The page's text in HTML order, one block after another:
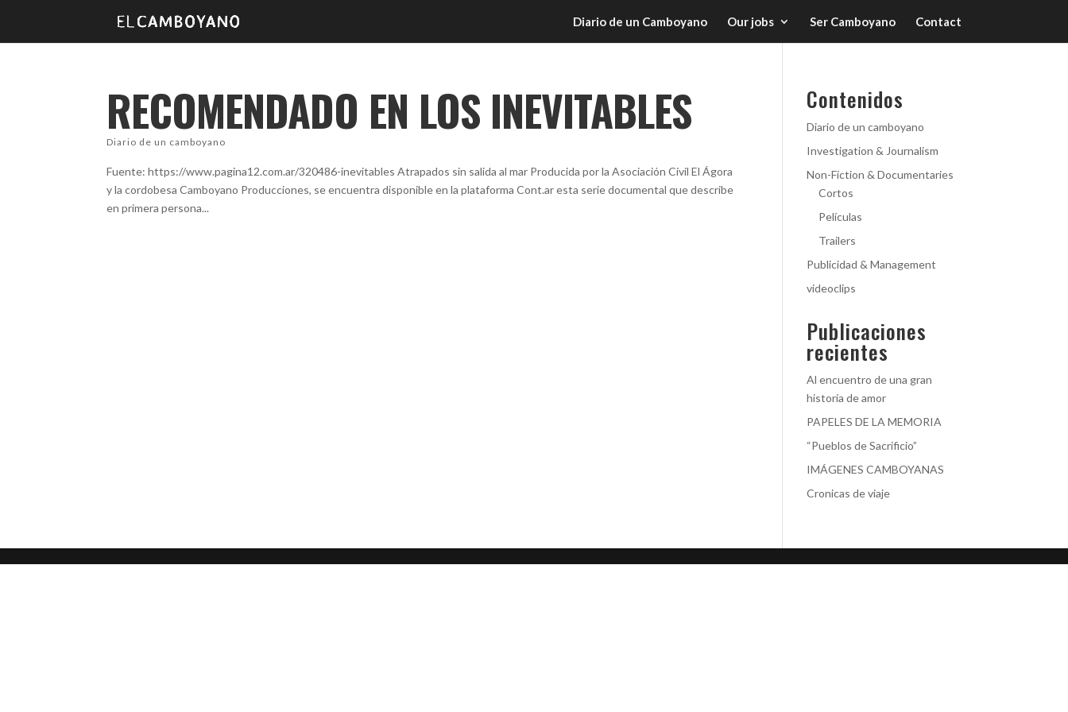
Diario de un Camboyano Our jobs Ser Camboyano Contact
RECOMENDADO EN LOS INEVITABLES
Diario de un camboyano
Fuente: https://www.pagina12.com.ar/320486-inevitables Atrapados sin salida al mar Producida por la Asociación Civil El Ágora
y la cordobesa Camboyano Producciones, se encuentra disponible en la plataforma Cont.ar esta serie documental que describe
en primera persona...
Contenidos
Diario de un camboyano
Investigation & Journalism
Non-Fiction & Documentaries
Cortos
Películas
Trailers
Publicidad & Management
videoclips
Publicaciones
recientes
Al encuentro de una gran
historia de amor
PAPELES DE LA MEMORIA
“Pueblos de Sacrificio”
IMÁGENES CAMBOYANAS
Cronicas de viaje